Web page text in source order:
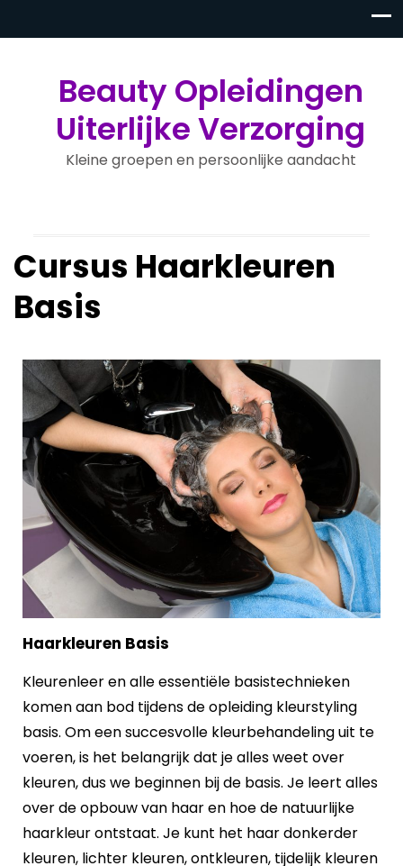
Beauty Opleidingen
Uiterlijke Verzorging
Kleine groepen en persoonlijke aandacht
Cursus Haarkleuren
Basis
Haarkleuren Basis
Kleurenleer en alle essentiële basistechnieken
komen aan bod tijdens de opleiding kleurstyling
basis. Om een succesvolle kleurbehandeling uit te
voeren, is het belangrijk dat je alles weet over
kleuren, dus we beginnen bij de basis. Je leert alles
over de opbouw van haar en hoe de natuurlijke
haarkleur ontstaat. Je kunt het haar donkerder
kleuren, lichter kleuren, ontkleuren, tijdelijk kleuren